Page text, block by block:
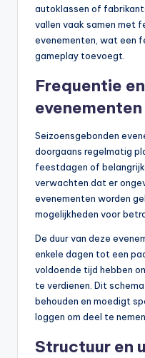
autoklassen of
vallen vaak samen met
evenementen, wat een
gameplay toevoegt.
Frequentie
evenementen
Seizoensgebonden
doorgaans regelmatig
feestdagen of
verwachten dat er
evenementen worden
mogelijkheden voor
De duur van deze
enkele dagen tot een
voldoende tijd hebben
te verdienen. Dit
behouden en moedigt
loggen om deel te nemen.
Structuur en